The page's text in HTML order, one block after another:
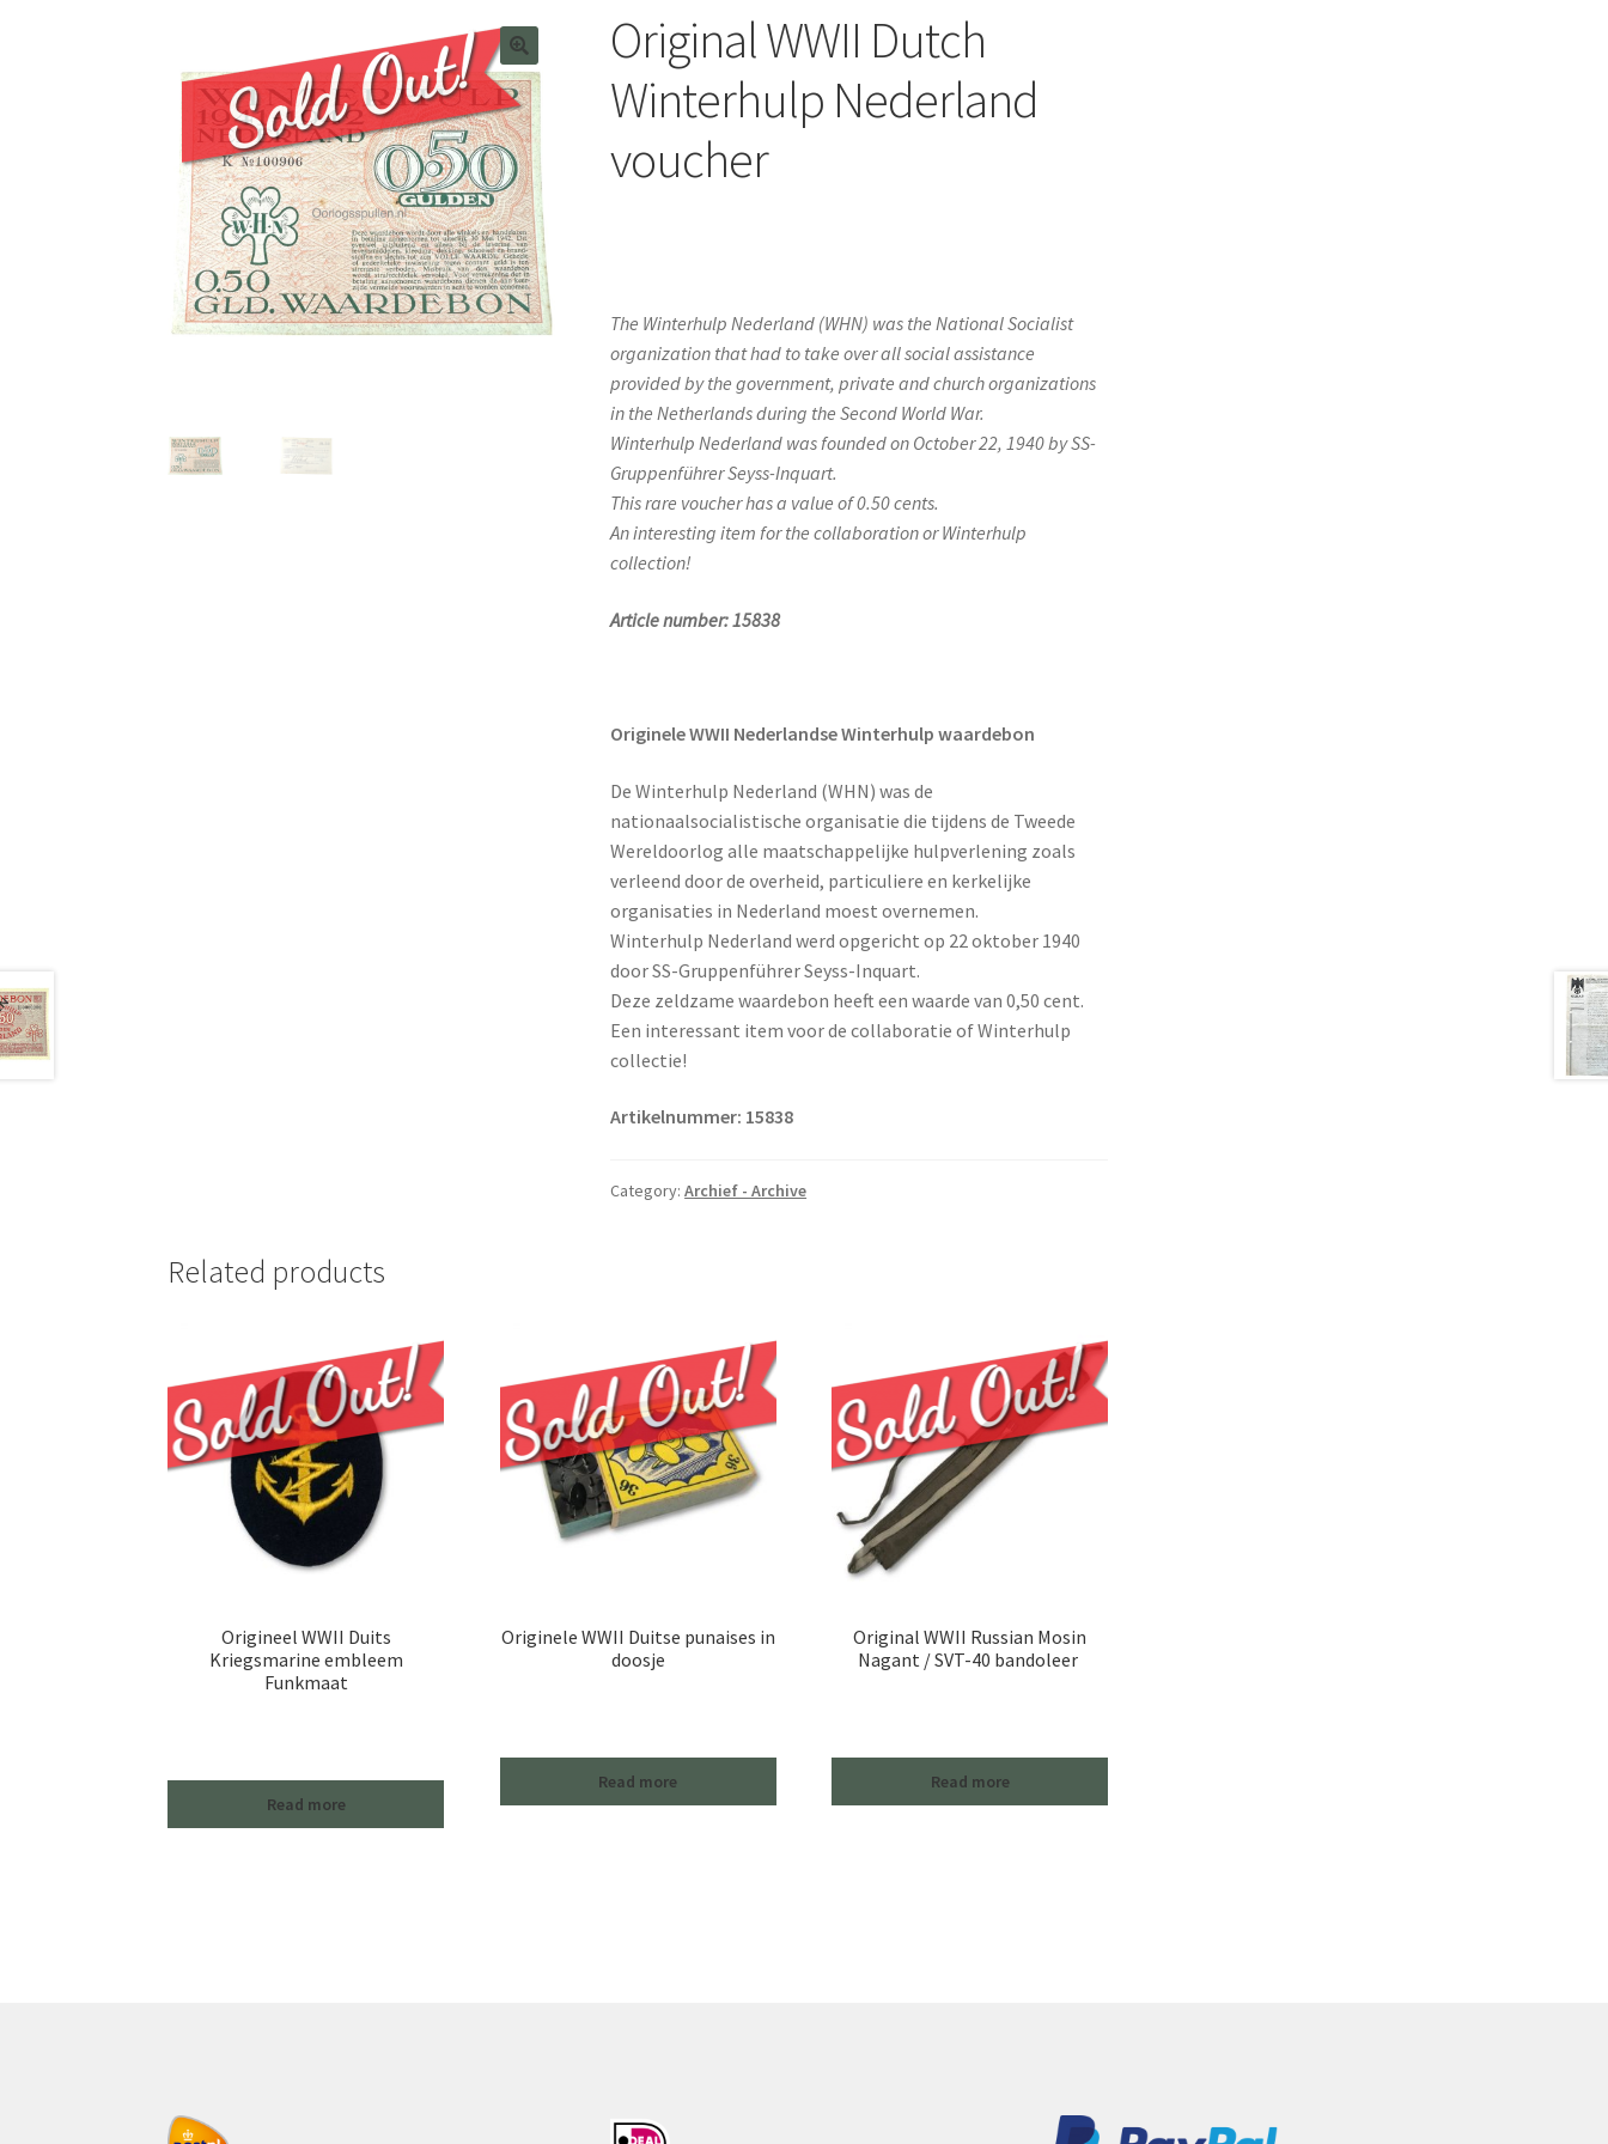
Original WWII Dutch
Winterhulp Nederland
voucher
The Winterhulp Nederland (WHN) was the National Socialist
organization that had to take over all social assistance
provided by the government, private and church organizations
in the Netherlands during the Second World War.
Winterhulp Nederland was founded on October 22, 1940 by SS-
Gruppenführer Seyss-Inquart.
This rare voucher has a value of 0.50 cents.
An interesting item for the collaboration or Winterhulp
collection!
Article number: 15838
Originele WWII Nederlandse Winterhulp waardebon
De Winterhulp Nederland (WHN) was de
nationaalsocialistische organisatie die tijdens de Tweede
Wereldoorlog alle maatschappelijke hulpverlening zoals
verleend door de overheid, particuliere en kerkelijke
organisaties in Nederland moest overnemen.
Winterhulp Nederland werd opgericht op 22 oktober 1940
door SS-Gruppenführer Seyss-Inquart.
Deze zeldzame waardebon heeft een waarde van 0,50 cent.
Een interessant item voor de collaboratie of Winterhulp
collectie!
Artikelnummer: 15838
Category:Archief - Archive
Related products
Origineel WWII Duits
Kriegsmarine embleem
Funkmaat
Read more
Originele WWII Duitse punaises in
doosje
Read more
Original WWII Russian Mosin
Nagant / SVT-40 bandoleer
Read more